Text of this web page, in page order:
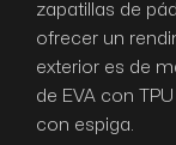
zapatillas de
ofrecer un
exterior es de
de EVA con
con espiga.